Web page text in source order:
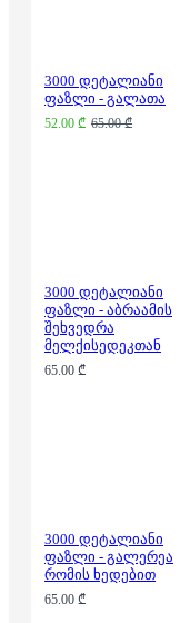
3000 დეტალიანი
ფაზლი - გალათა
52.00 ₾ 65.00 ₾
3000 დეტალიანი
ფაზლი - აბრაამის
შეხვედრა
მელქისედეკთან
65.00 ₾
3000 დეტალიანი
ფაზლი - გალერეა
რომის ხედებით
65.00 ₾